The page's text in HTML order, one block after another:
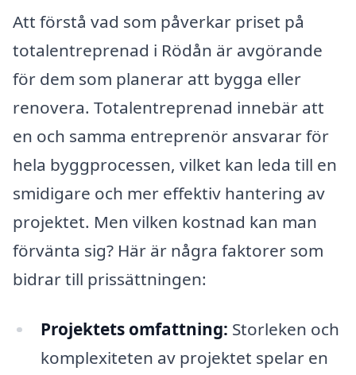
Att förstå vad som påverkar priset på
totalentreprenad i Rödån är avgörande
för dem som planerar att bygga eller
renovera. Totalentreprenad innebär att
en och samma entreprenör ansvarar för
hela byggprocessen, vilket kan leda till en
smidigare och mer effektiv hantering av
projektet. Men vilken kostnad kan man
förvänta sig? Här är några faktorer som
bidrar till prissättningen:
Projektets omfattning: Storleken och
komplexiteten av projektet spelar en